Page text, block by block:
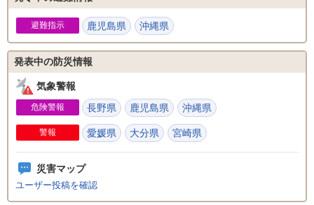
避難指示 鹿児島県 沖縄県
発表中の防災情報
気象警報
危険警報 長野県 鹿児島県 沖縄県
警報 愛媛県 大分県 宮崎県
災害マップ
ユーザー投稿を確認